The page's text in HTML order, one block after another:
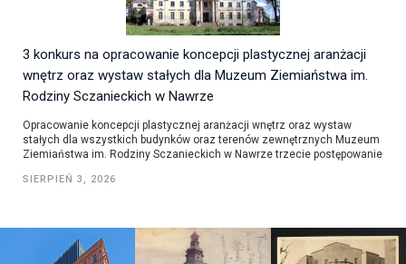
3 konkurs na opracowanie koncepcji plastycznej aranżacji
wnętrz oraz wystaw stałych dla Muzeum Ziemiaństwa im.
Rodziny Sczanieckich w Nawrze
Opracowanie koncepcji plastycznej aranżacji wnętrz oraz wystaw
stałych dla wszystkich budynków oraz terenów zewnętrznych Muzeum
Ziemiaństwa im. Rodziny Sczanieckich w Nawrze trzecie postępowanie
SIERPIEŃ 3, 2026